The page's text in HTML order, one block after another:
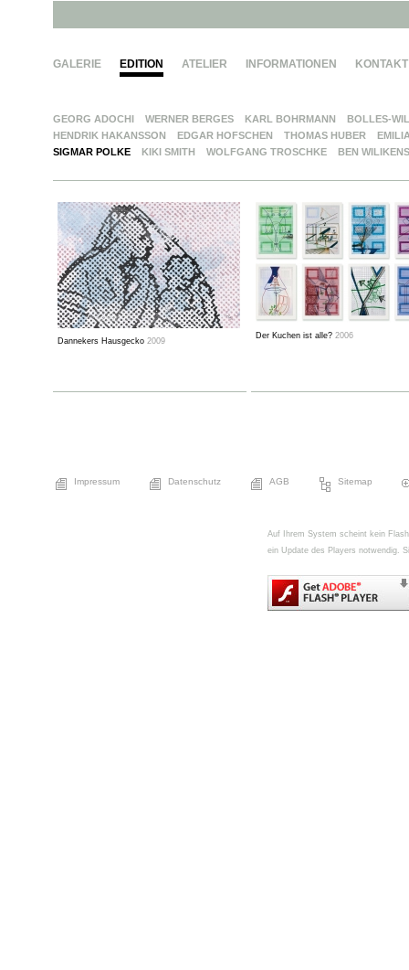
GALERIE EDITION ATELIER INFORMATIONEN KONTAKT
GEORG ADOCHI WERNER BERGES KARL BOHRMANN
BOLLES-
HENDRIK HAKANSSON
EDGAR HOFSCHEN THOMAS HUBER
SIGMAR POLKE
KIKI SMITH WOLFGANG TROSCHKE BEN WILIKENS
Dannekers Hausgecko 2009
Der Kuchen ist alle? 2006
Impressum Datenschutz AGB Sitemap
Auf Ihrem System scheint kein
ein Update des Players notwendig.